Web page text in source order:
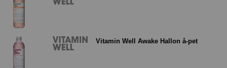
Vitamin Well Awake Hallon å-pet